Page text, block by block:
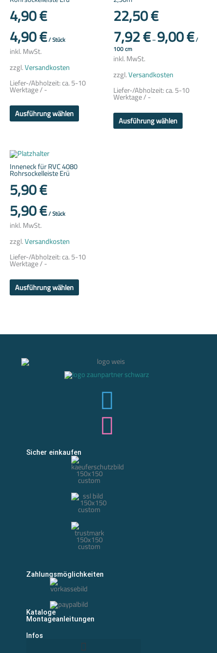
4,90€
4,90€/Stück
inkl. MwSt.
zzgl.Versandkosten
Liefer-/Abholzeit:ca. 5-10
Werktage / -
Ausführung wählen
Produktseite
22,50€
7,92€–9,00€/
100cm
inkl. MwSt.
zzgl.Versandkosten
Liefer-/Abholzeit:ca. 5-10
Werktage / -
Ausführung wählen
können
auf
der
Inneneck für RVC 4080
Rohrsockelleiste Erü
5,90€
5,90€/Stück
inkl. MwSt.
zzgl.Versandkosten
Liefer-/Abholzeit:ca. 5-10
Werktage / -
Ausführung wählen
Sicher einkaufen
Zahlungsmöglichkeiten
Kataloge
Montageanleitungen
Infos